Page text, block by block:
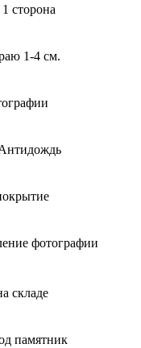
сторона
1-4 см.
фотографии
складе
памятник